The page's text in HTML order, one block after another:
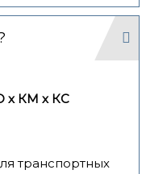
x КМ x КС
транспортных